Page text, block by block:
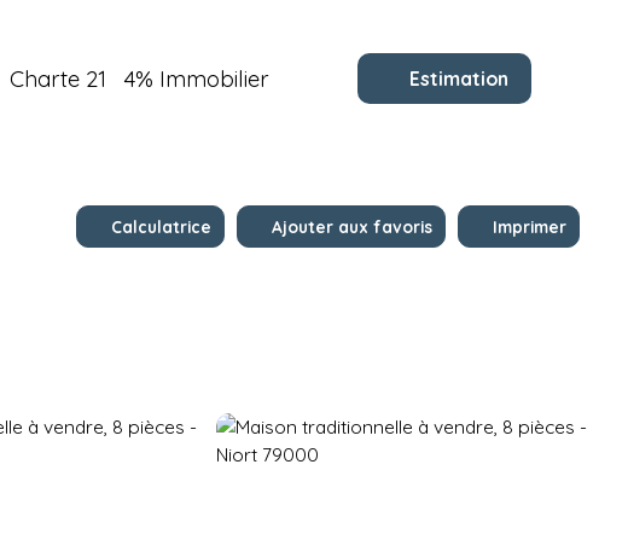
Charte 21 4% Immobilier Estimation
Calculatrice Ajouter aux favoris Imprimer